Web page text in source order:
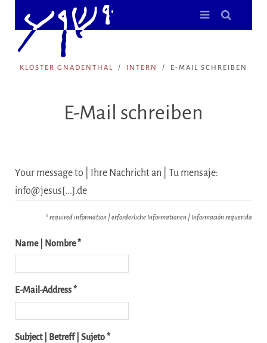
KLOSTER GNADENTHAL INTERN E-MAIL SCHREIBEN
E-Mail schreiben
Your message to | Ihre Nachricht an | Tu mensaje:
info@jesus[...].de
* required information | erforderliche Informationen | Información requerida
Name | Nombre *
E-Mail-Address *
Subject | Betreff | Sujeto *